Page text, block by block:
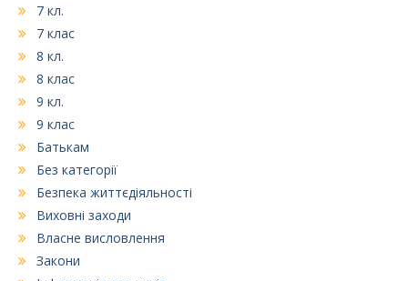
7 кл.
7 клас
8 кл.
8 клас
9 кл.
9 клас
Батькам
Без категорії
Безпека життєдіяльності
Виховні заходи
Власне висловлення
Закони